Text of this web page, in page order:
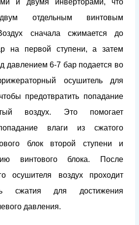
отдельным винтовым
сначала сжимается до
на первой ступени, а затем
давлением 6-7 бар подается во
осушитель для
предотвратить попадание
воздух. Это помогает
влаги из сжатого
блок второй ступени и
винтового блока. После
осушителя воздух проходит
сжатия для достижения
давления.